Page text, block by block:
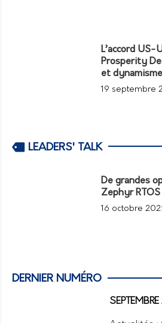
L’accord US-
Prosperity
et dynamisme
19 septembre
LEADERS' TALK
De grandes
Zephyr
16 octobre
DERNIER NUMÉRO